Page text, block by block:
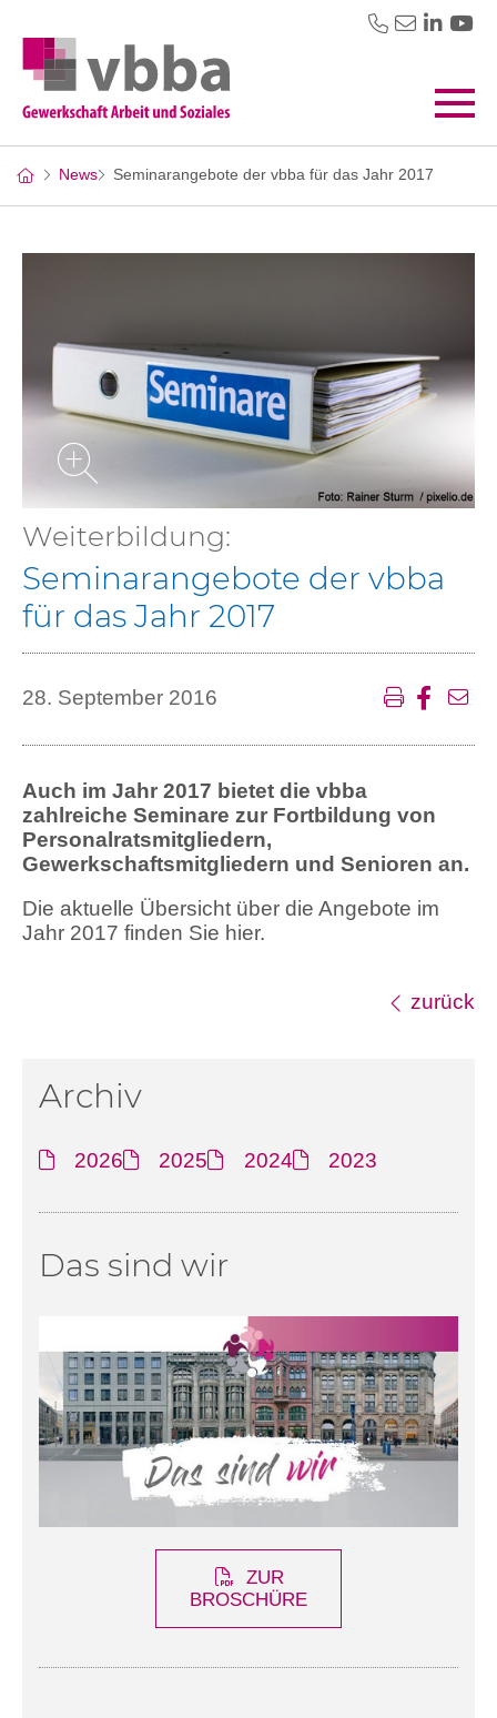
News Seminarangebote der vbba für das Jahr 2017
Weiterbildung:
Seminarangebote der vbba
für das Jahr 2017
28. September 2016
Auch im Jahr 2017 bietet die vbba
zahlreiche Seminare zur Fortbildung von
Personalratsmitgliedern,
Gewerkschaftsmitgliedern und Senioren an.
Die aktuelle Übersicht über die Angebote im
Jahr 2017 finden Sie hier.
zurück
Archiv
2026 2025 2024 2023
Das sind wir
ZUR
BROSCHÜRE